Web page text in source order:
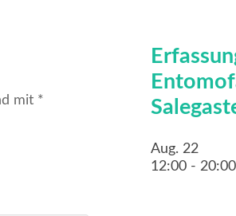
mit *
Aug. 22
12:00 - 20:00